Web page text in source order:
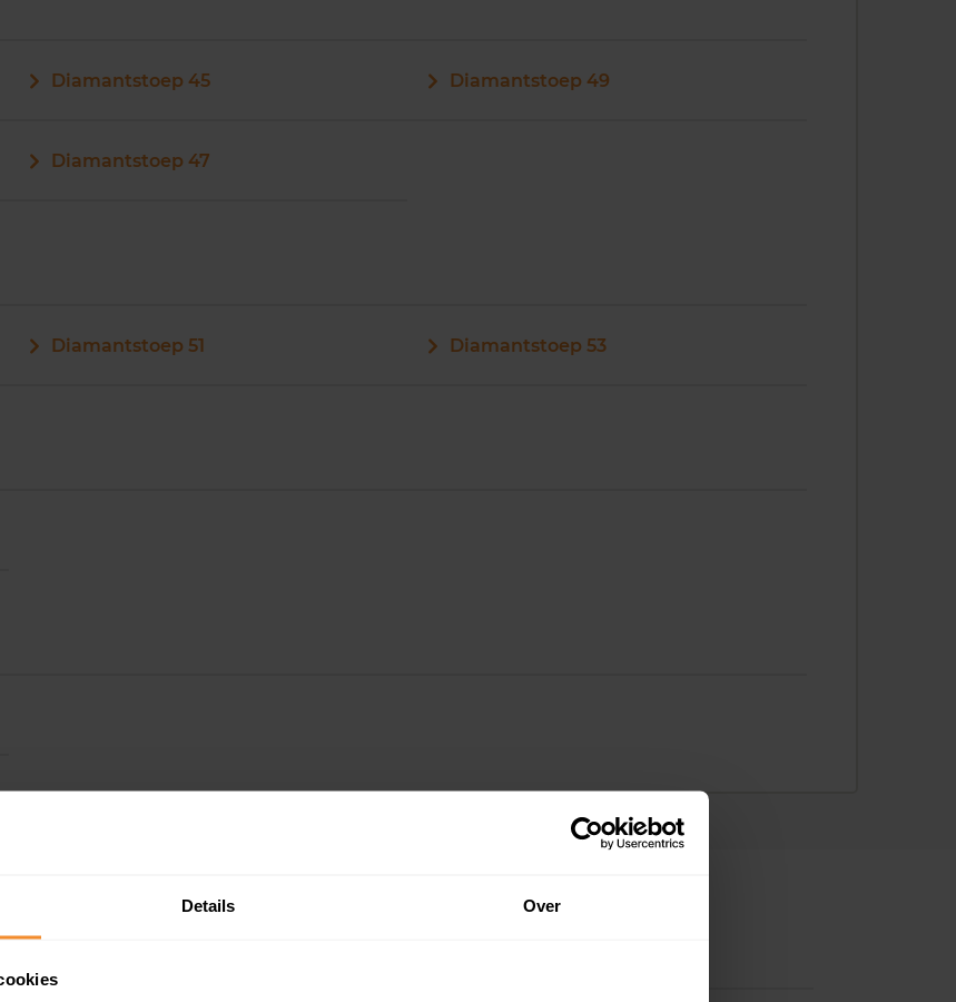
Details Over
Diamantstoep 45
Diamantstoep 47
Diamantstoep 49
Diamantstoep 51 Diamantstoep 53